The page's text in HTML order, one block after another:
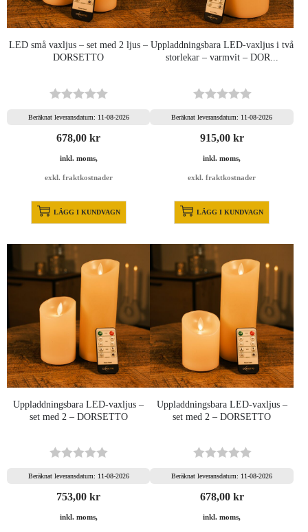
LED små vaxljus – set med 2 ljus –
DORSETTO
Beräknat leveransdatum: 11-08-2026
678,00kr
inkl. moms,
exkl. fraktkostnader
LÄGG I KUNDVAGN
Uppladdningsbara LED-vaxljus i två
storlekar – varmvit – DOR...
Beräknat leveransdatum: 11-08-2026
915,00 kr
inkl. moms,
exkl. fraktkostnader
LÄGG I KUNDVAGN
Uppladdningsbara LED-vaxljus –
set med 2 – DORSETTO
Beräknat leveransdatum: 11-08-2026
753,00kr
inkl. moms,
Uppladdningsbara LED-vaxljus –
set med 2 – DORSETTO
Beräknat leveransdatum: 11-08-2026
678,00 kr
inkl. moms,